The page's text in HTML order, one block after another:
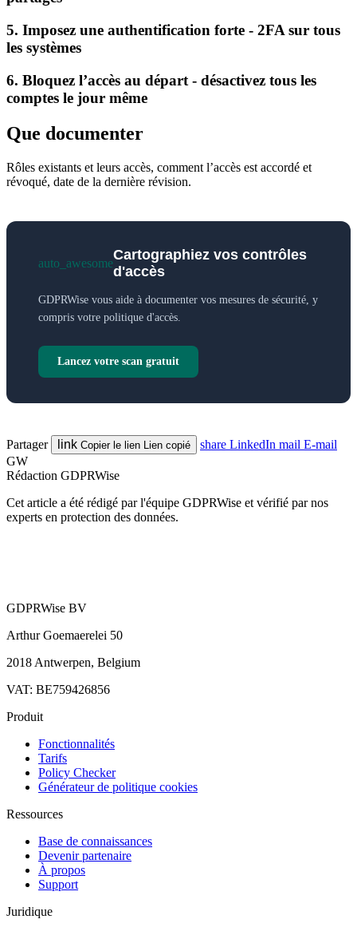
5. Imposez une authentification forte - 2FA sur tous
les systèmes
6. Bloquez l’accès au départ - désactivez tous les
comptes le jour même
Que documenter
Rôles existants et leurs accès, comment l’accès est accordé et
révoqué, date de la dernière révision.
auto_awesome
Cartographiez vos contrôles
d'accès
GDPRWise vous aide à documenter vos mesures de sécurité, y
compris votre politique d'accès.
Lancez votre scan gratuit
Partager link Copier le lien Lien copié share LinkedIn mail E-mail
GW
Rédaction GDPRWise
Cet article a été rédigé par l'équipe GDPRWise et vérifié par nos
experts en protection des données.
GDPRWise BV
Arthur Goemaerelei 50
2018 Antwerpen, Belgium
VAT: BE759426856
Produit
Fonctionnalités
Tarifs
Policy Checker
Générateur de politique cookies
Ressources
Base de connaissances
Devenir partenaire
À propos
Support
Juridique